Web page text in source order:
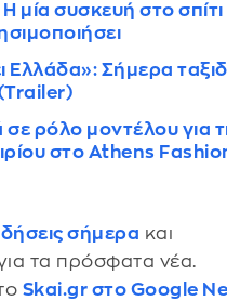
μία συσκευή στο
Ελλάδα»: Σήμερα
ρόλο μοντέλου για
στο Athens
σήμερα και
τα πρόσφατα νέα.
Skai.gr στο Google